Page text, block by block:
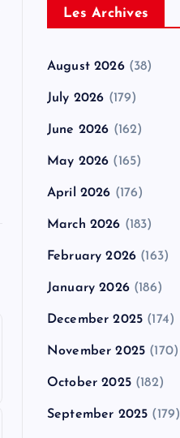
Les Archives
August 2026(38)
July 2026 (179)
June 2026 (162)
May 2026 (165)
April 2026 (176)
March 2026 (183)
February 2026 (163)
January 2026(186)
December 2025 (174)
November 2025 (170)
October 2025(182)
September 2025 (179)